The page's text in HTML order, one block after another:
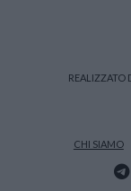
REALIZZATO
CHI SIAMO